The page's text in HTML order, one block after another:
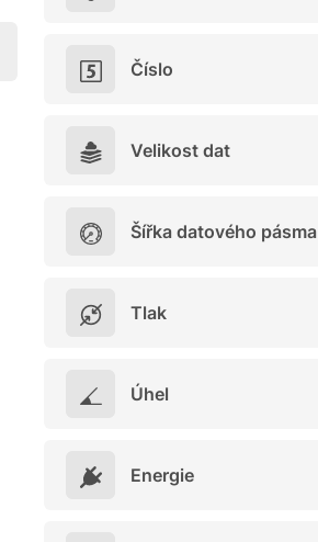
Číslo
Velikost dat
Šířka datového pásma
Tlak
Úhel
Energie